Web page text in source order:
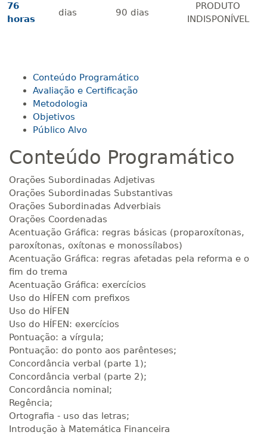
76
horas
dias 90 dias
PRODUTO
INDISPONÍVEL
Conteúdo Programático
Avaliação e Certificação
Metodologia
Objetivos
Público Alvo
Conteúdo Programático
Orações Subordinadas Adjetivas
Orações Subordinadas Substantivas
Orações Subordinadas Adverbiais
Orações Coordenadas
Acentuação Gráfica: regras básicas (proparoxítonas,
paroxítonas, oxítonas e monossílabos)
Acentuação Gráfica: regras afetadas pela reforma e o
fim do trema
Acentuação Gráfica: exercícios
Uso do HÍFEN com prefixos
Uso do HÍFEN
Uso do HÍFEN: exercícios
Pontuação: a vírgula;
Pontuação: do ponto aos parênteses;
Concordância verbal (parte 1);
Concordância verbal (parte 2);
Concordância nominal;
Regência;
Ortografia - uso das letras;
Introdução à Matemática Financeira